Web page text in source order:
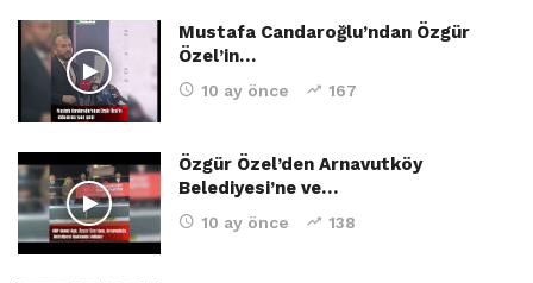
Mustafa Candaroğlu’ndan Özgür
Özel’in…
10 ay önce 167
Özgür Özel’den Arnavutköy
Belediyesi’ne ve…
10 ay önce 138